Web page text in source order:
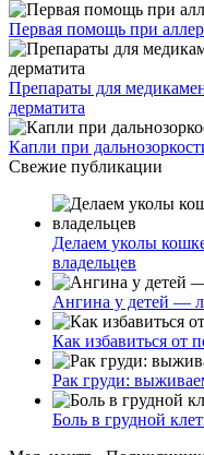
Первая помощь при
Препараты для
дерматита
Капли при
Свежие публикации
Делаем уколы
владельцев
Ангина у детей —
Как избавиться от
Рак груди:
Боль в грудной